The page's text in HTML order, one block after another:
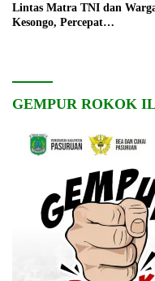
Lintas Matra TNI dan
Kesongo, Percepat
GEMPUR ROKOK